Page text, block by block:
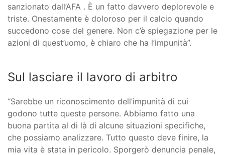
sanzionato dall’AFA . È un fatto davvero deplorevole e
triste. Onestamente è doloroso per il calcio quando
succedono cose del genere. Non c’è spiegazione per le
azioni di quest’uomo, è chiaro che ha l’impunità”.
Sul lasciare il lavoro di arbitro
“Sarebbe un riconoscimento dell’impunità di cui
godono tutte queste persone. Abbiamo fatto una
buona partita al di là di alcune situazioni specifiche,
che possiamo analizzare. Tutto questo deve finire, la
mia vita è stata in pericolo. Sporgerò denuncia penale,